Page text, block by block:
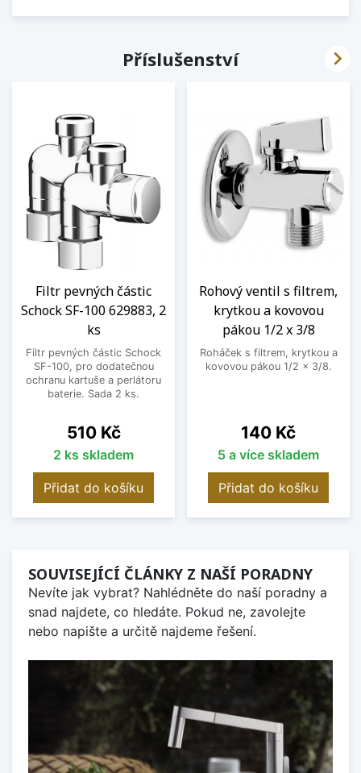
Příslušenství
Filtr pevných částic
Schock SF-100 629883, 2
ks
Filtr pevných částic Schock
SF-100, pro dodatečnou
ochranu kartuše a perlátoru
baterie. Sada 2 ks.
Cena
510 Kč
2 ks skladem
Přidat do košíku
Rohový ventil s filtrem,
krytkou a kovovou
pákou 1/2 x 3/8
Roháček s filtrem, krytkou a
kovovou pákou 1/2 x 3/8.
Cena
140 Kč
5 a více skladem
Přidat do košíku

SOUVISEJÍCÍ ČLÁNKY Z NAŠÍ PORADNY
Nevíte jak vybrat? Nahlédněte do naší poradny a
snad najdete, co hledáte. Pokud ne, zavolejte
nebo napište a určitě najdeme řešení.